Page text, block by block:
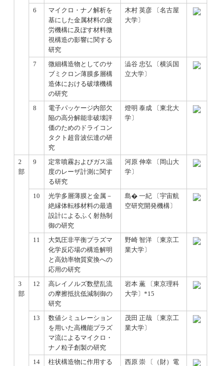
6
マイクロ・ナノ解析を
基にした金属材料の疲
労機構に及ぼす材料微
視構造の影響に関する
研究
木村 英彦 〔名古屋
大学〕
7
微細構造物としてのサ
ブミクロン薄膜多層構
造体における破壊機構
の研究
澁谷 忠弘 〔横浜国
立大学〕
8
電子パッケージ内部欠
陥の高分解能非破壊評
価のためのドライコン
タクト超音波伝達の研
究
燈明 泰成 〔東北大
学〕
2
部
9
定常噴霧およびガス温
度のレーザ計測に関す
る研究
河原 伸幸 〔岡山大
学〕
10
光学多層薄膜と金属－
絶縁体転移材料の最適
設計によるふく射熱制
御の研究
島� 一紀 〔宇宙航
空研究開発機構〕
11
大気圧非平衡プラズマ
化学反応場の構造解明
と高効率物質変換への
応用の研究
野崎 智洋 〔東京工
業大学〕
3
部
12
高レイノルズ数壁乱流
の摩擦抵抗低減制御の
研究
岩本 薫 〔東京理科
大学〕*15
13
数値シミュレーション
を用いた高機能プラズ
マ流によるマイクロ・
ナノ粒子創製の研究
茂田 正哉 〔東京工
業大学〕
14
柱状構造物に作用する
西原 崇 〔（財）電